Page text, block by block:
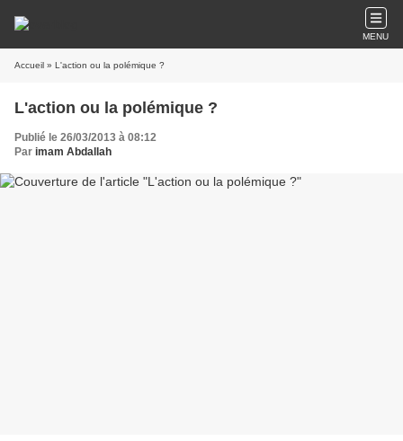
MENU
Accueil » L'action ou la polémique ?
L'action ou la polémique ?
Publié le 26/03/2013 à 08:12
Par imam Abdallah